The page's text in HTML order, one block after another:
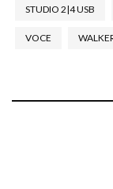
STUDIO 2|4 USB
VOCE